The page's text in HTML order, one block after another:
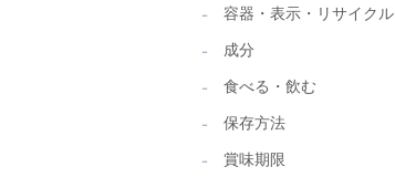
容器・表示・リサイクル
成分
食べる・飲む
保存方法
賞味期限